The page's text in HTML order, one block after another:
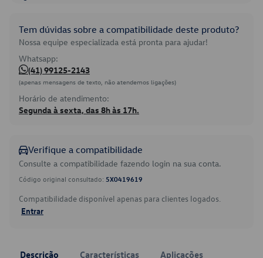
Tem dúvidas sobre a compatibilidade deste produto?
Nossa equipe especializada está pronta para ajudar!
Whatsapp:
(41) 99125-2143
(apenas mensagens de texto, não atendemos ligações)
Horário de atendimento:
Segunda à sexta, das 8h às 17h.
Verifique a compatibilidade
Consulte a compatibilidade fazendo login na sua conta.
Código original consultado: 5X0419619
Compatibilidade disponível apenas para clientes logados.
Entrar
Descrição Características Aplicações